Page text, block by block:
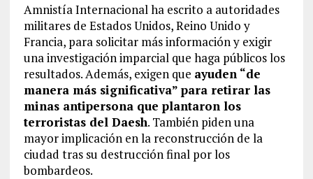
Amnistía Internacional ha escrito a autoridades
militares de Estados Unidos, Reino Unido y
Francia, para solicitar más información y exigir
una investigación imparcial que haga públicos los
resultados. Además, exigen que ayuden “de
manera más significativa” para retirar las
minas antipersona que plantaron los
terroristas del Daesh. También piden una
mayor implicación en la reconstrucción de la
ciudad tras su destrucción final por los
bombardeos.